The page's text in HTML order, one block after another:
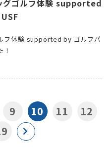
グゴルフ体験 supported
フ体験 supported by ゴルフパ
9 10 11
12